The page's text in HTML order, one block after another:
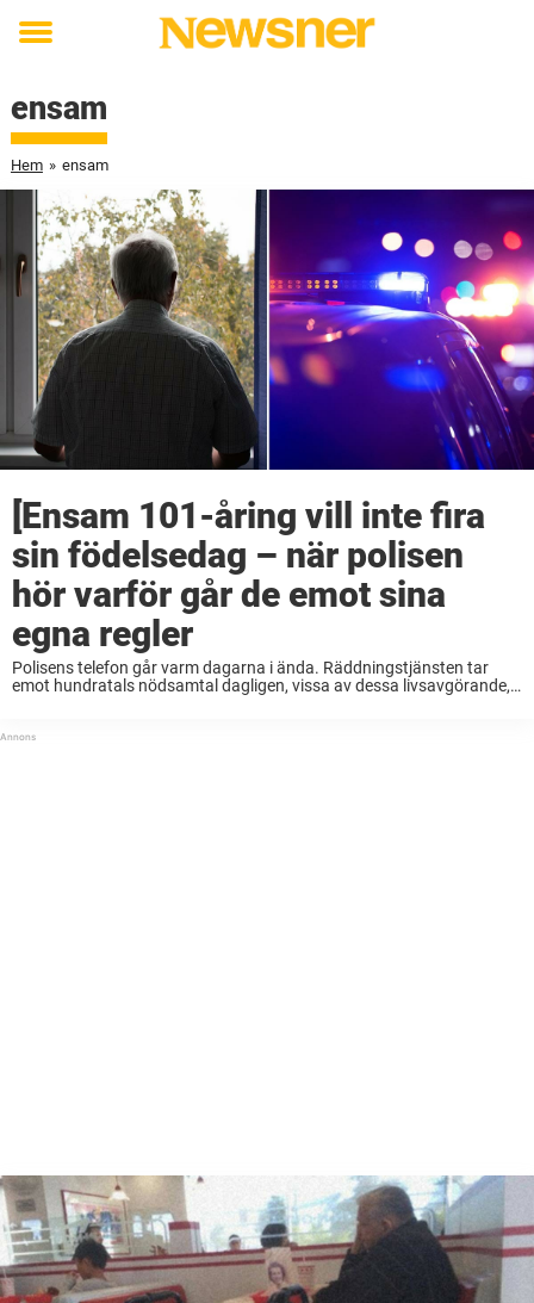
Toggle
ensam
Hem » ensam
[Ensam 101-åring vill inte fira
sin födelsedag – när polisen
hör varför går de emot sina
egna regler
Polisens telefon går varm dagarna i ända. Räddningstjänsten tar
emot hundratals nödsamtal dagligen, vissa av dessa livsavgörande,